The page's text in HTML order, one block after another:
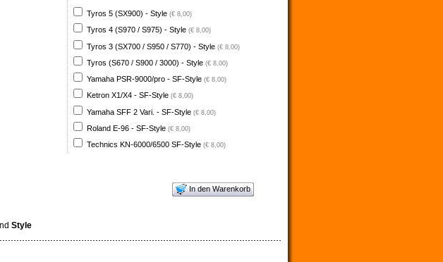
Tyros 5 (SX900) - Style (€ 8,00)
Tyros 4 (S970 / S975) - Style (€ 8,00)
Tyros 3 (SX700 / S950 / S770) - Style (€ 8,00)
Tyros (S670 / S900 / 3000) - Style (€ 8,00)
Yamaha PSR-9000/pro - SF-Style (€ 8,00)
Ketron X1/X4 - SF-Style (€ 8,00)
Yamaha SFF 2 Vari. - SF-Style (€ 8,00)
Roland E-96 - SF-Style (€ 8,00)
Technics KN-6000/6500 SF-Style (€ 8,00)
In den Warenkorb
Style